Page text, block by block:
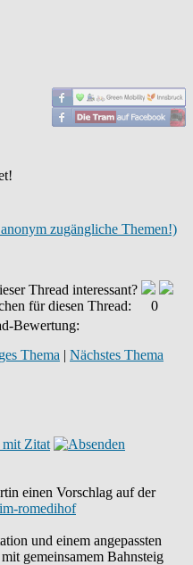
zugängliche Themen!)
Thread interessant?
für diesen Thread:
0
Bewertung:
Thema | Nächstes Thema
einen Vorschlag auf der
romedihof
und einem angepassten
gemeinsamem Bahnsteig